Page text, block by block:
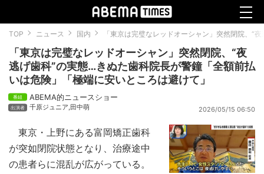
TOP ニュース 国内 「東京は完璧なレッドオーシャン」突然閉院、“
「東京は完璧なレッドオーシャン」突然閉院、“夜
逃げ歯科”の実態…きぬた歯科院長が警鐘「全額前払
いは危険」「極端に安いところは避けて」
ABEMA的ニュースショー
千原ジュニア,田中萌 2026/05/15 06:50
東京・上野にある富岡矯正歯科
が突如閉院状態となり、治療途中
の患者らに混乱が広がっている。